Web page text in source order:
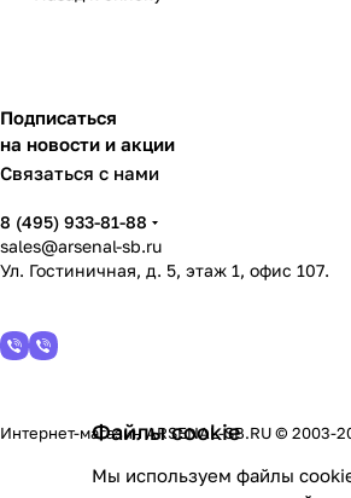
Подписаться
на новости и акции
Связаться с нами
8 (495) 933-81-88
sales@arsenal-sb.ru
Ул. Гостиничная, д. 5, этаж 1, офис 107.
Интернет-магазин ARSENAL-SB.RU © 2003-
Файлы cookie
Мы используем файлы